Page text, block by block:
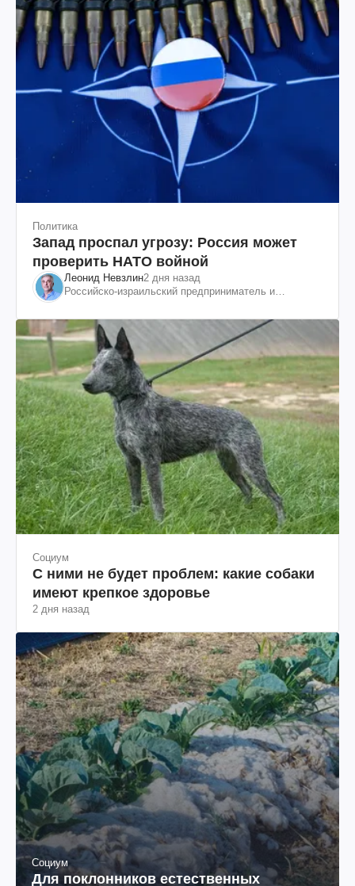
Политика
Запад проспал угрозу: Россия может
проверить НАТО войной
Леонид Невзлин2 дня назад
Российско-израильский предприниматель и
"ЮКОСа"
Социум
С ними не будет проблем: какие собаки
имеют крепкое здоровье
2 дня назад
Социум
Для поклонников естественных